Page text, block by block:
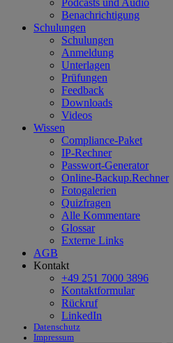
Podcasts und Audio
Benachrichtigung
Schulungen
Schulungen
Anmeldung
Unterlagen
Prüfungen
Feedback
Downloads
Videos
Wissen
Compliance-Paket
IP-Rechner
Passwort-Generator
Online-Backup.Rechner
Fotogalerien
Quizfragen
Alle Kommentare
Glossar
Externe Links
AGB
Kontakt
+49 251 7000 3896
Kontaktformular
Rückruf
LinkedIn
Datenschutz
Impressum